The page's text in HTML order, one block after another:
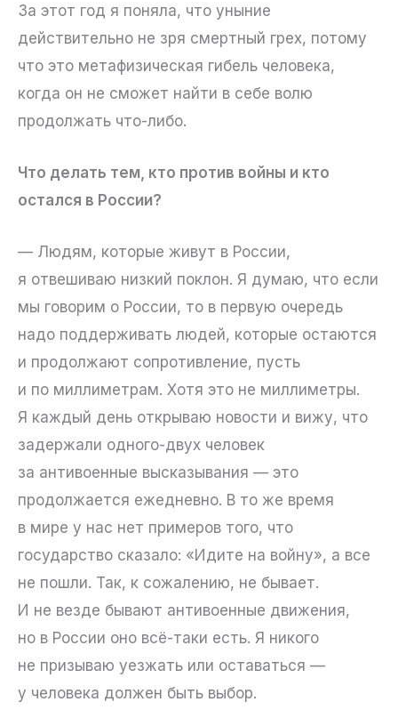
За этот год я поняла, что уныние
действительно не зря смертный грех, потому
что это метафизическая гибель человека,
когда он не сможет найти в себе волю
продолжать что-либо.
Что делать тем, кто против войны и кто
остался в России?
— Людям, которые живут в России,
я отвешиваю низкий поклон. Я думаю, что если
мы говорим о России, то в первую очередь
надо поддерживать людей, которые остаются
и продолжают сопротивление, пусть
и по миллиметрам. Хотя это не миллиметры.
Я каждый день открываю новости и вижу, что
задержали одного-двух человек
за антивоенные высказывания — это
продолжается ежедневно. В то же время
в мире у нас нет примеров того, что
государство сказало: «Идите на войну», а все
не пошли. Так, к сожалению, не бывает.
И не везде бывают антивоенные движения,
но в России оно всё-таки есть. Я никого
не призываю уезжать или оставаться —
у человека должен быть выбор.